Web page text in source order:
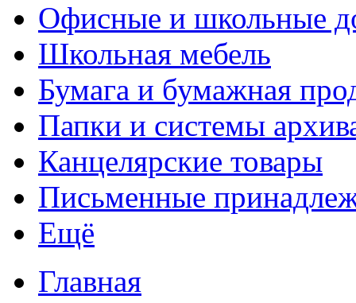
Офисные и школьные
Школьная мебель
Бумага и бумажная
Папки и системы
Канцелярские товары
Письменные
Ещё
Главная